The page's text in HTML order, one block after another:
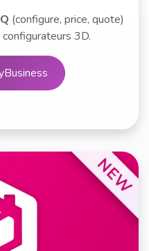
(configure, price, quote)
3D.